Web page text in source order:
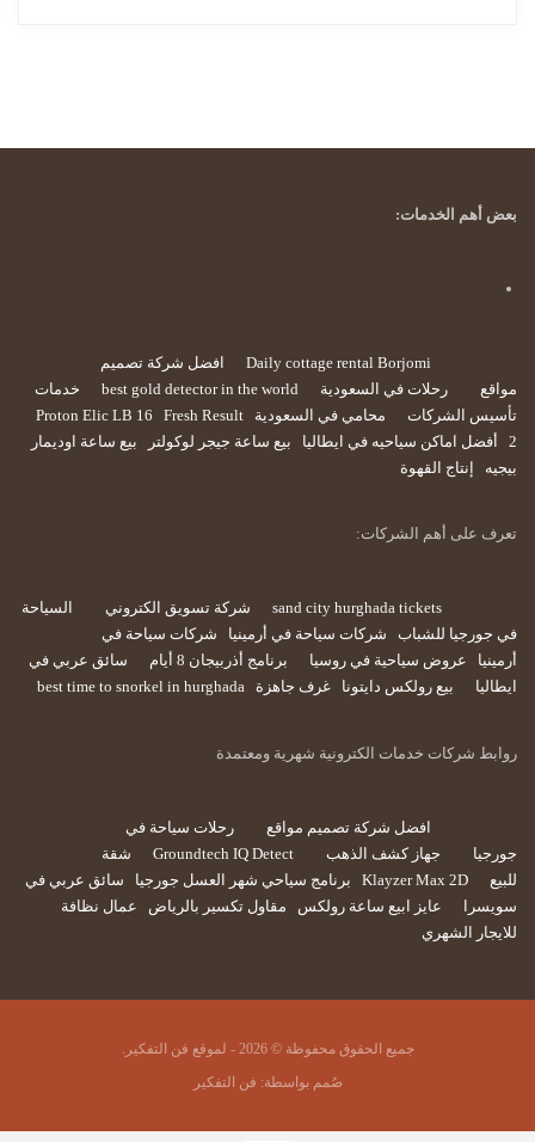
بعض أهم الخدمات:
Daily cottage rental Borjomi
افضل شركة تصميم
مواقع
رحلات في السعودية best gold detector in the world
خدمات
تأسيس الشركات
محامي في السعودية Proton Elic LB 16
Fresh Result
2
أفضل اماكن سياحيه في ايطاليا بيع ساعة جيجر لوكولتر
بيع ساعة اوديمار
بيجيه
إنتاج القهوة
تعرف على أهم الشركات:
sand city hurghada tickets شركة تسويق الكتروني
السياحة
في جورجيا للشباب
شركات سياحة في أرمينيا
شركات سياحة في
أرمينيا
عروض سياحية في روسيا برنامج أذربيجان 8 أيام
سائق عربي في
ايطاليا
بيع رولكس دايتونا غرف جاهزة best time to snorkel in hurghada
روابط شركات خدمات الكترونية شهرية ومعتمدة
افضل شركة تصميم مواقع
رحلات سياحة في
جورجيا
جهاز كشف الذهب Groundtech IQ Detect
شقة
للبيع
Klayzer Max 2D برنامج سياحي شهر العسل جورجيا
سائق عربي في
سويسرا
عايز ابيع ساعة رولكس مقاول تكسير بالرياض
عمال نظافة
للايجار الشهري
جميع الحقوق محفوظة © 2026 - لموقع فن التفكير.
صُمم بواسطة: فن التفكير